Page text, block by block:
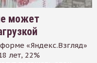
может
«Яндекс.Взгляд»
лет, 22%